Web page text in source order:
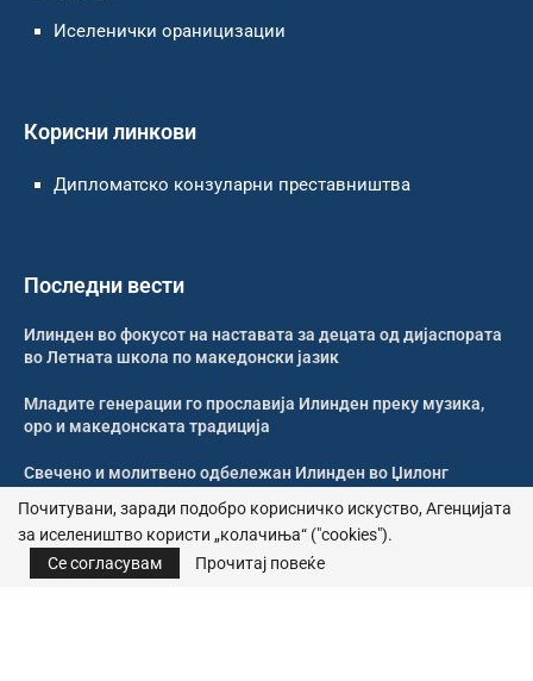
Иселенички ораницизации
Корисни линкови
Дипломатско конзуларни преставништва
Последни вести
Илинден во фокусот на наставата за децата од дијаспората
во Летната школа по македонски јазик
Младите генерации го прославија Илинден преку музика,
оро и македонската традиција
Свечено и молитвено одбележан Илинден во Џилонг
Свечено одбележан Илинден во црквата „Св. Петка“ во
Рокдејл
Почитувани, заради подобро корисничко искуство, Агенцијата
за иселеништво користи „колачиња“ ("cookies").
Се согласувам
Прочитај повеќе